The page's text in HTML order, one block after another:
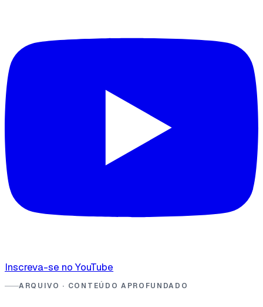
Inscreva-se no YouTube
ARQUIVO · CONTEÚDO APROFUNDADO